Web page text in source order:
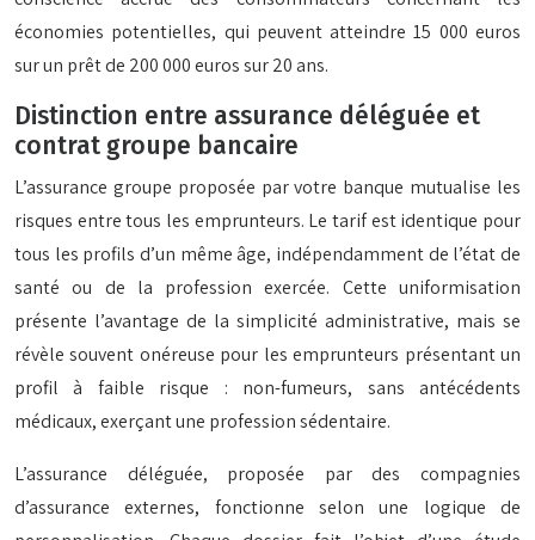
économies potentielles, qui peuvent atteindre 15 000 euros
sur un prêt de 200 000 euros sur 20 ans.
Distinction entre assurance déléguée et
contrat groupe bancaire
L’assurance groupe proposée par votre banque mutualise les
risques entre tous les emprunteurs. Le tarif est identique pour
tous les profils d’un même âge, indépendamment de l’état de
santé ou de la profession exercée. Cette uniformisation
présente l’avantage de la simplicité administrative, mais se
révèle souvent onéreuse pour les emprunteurs présentant un
profil à faible risque : non-fumeurs, sans antécédents
médicaux, exerçant une profession sédentaire.
L’assurance déléguée, proposée par des compagnies
d’assurance externes, fonctionne selon une logique de